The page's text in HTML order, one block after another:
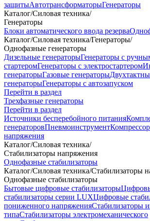
защитыАвтотрансформаторыГенераторы
Каталог/Силовая техника/
Генераторы
Блоки автоматического ввода резерва
Каталог/Силовая техника/Генераторы/
Однофазные генераторы
Дизельные генераторыГенераторы с
стартеромГенераторы с электростартером
генераторыГазовые генераторы
генераторыГенераторы с автозапуском
Перейти в раздел
Трехфазные генераторы
Перейти в раздел
Источники бесперебойного питания
генераторовПневмоинструмент
напряжения
Каталог/Силовая техника/
Стабилизаторы напряжения
Однофазные стабилизаторы
Каталог/Силовая техника/Стабилизаторы
Однофазные стабилизаторы
Бытовые цифровые стабилизаторы
стабилизаторы серии LUXЦифровые
пониженного напряженияСтабилизаторы
типаСтабилизаторы электромеханического